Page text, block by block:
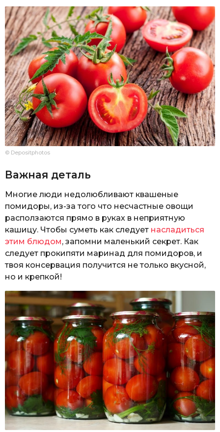
© Depositphotos
Важная деталь
Многие люди недолюбливают квашеные
помидоры, из-за того что несчастные овощи
расползаются прямо в руках в неприятную
кашицу. Чтобы суметь как следует насладиться
этим блюдом, запомни маленький секрет. Как
следует прокипяти маринад для помидоров, и
твоя консервация получится не только вкусной,
но и крепкой!